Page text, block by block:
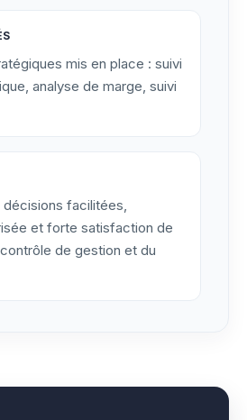
mis en place : suivi
analyse de marge, suivi
facilitées,
et forte satisfaction de
de gestion et du